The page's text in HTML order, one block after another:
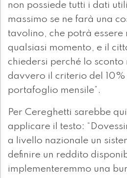
non possiede tutti i dati
massimo se ne farà una
tavolino, che potrà essere
qualsiasi momento, e il
chiedersi perché lo sconto
davvero il criterio del 10%
portafoglio mensile”.
Per Cereghetti sarebbe
applicare il testo:
a livello nazionale un
definire un reddito
implementeremmo una